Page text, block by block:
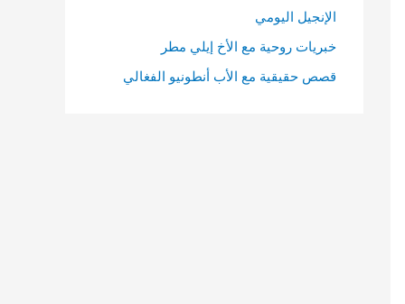
الإنجيل اليومي
خبريات روحية مع الأخ إيلي مطر
قصص حقيقية مع الأب أنطونيو الفغالي